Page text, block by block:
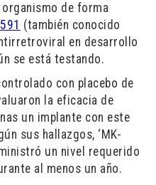
de forma
(también conocido
en desarrollo
se está testando.
con placebo de
la eficacia de
un implante con este
sus hallazgos, ‘MK-
un nivel requerido
al menos un año.